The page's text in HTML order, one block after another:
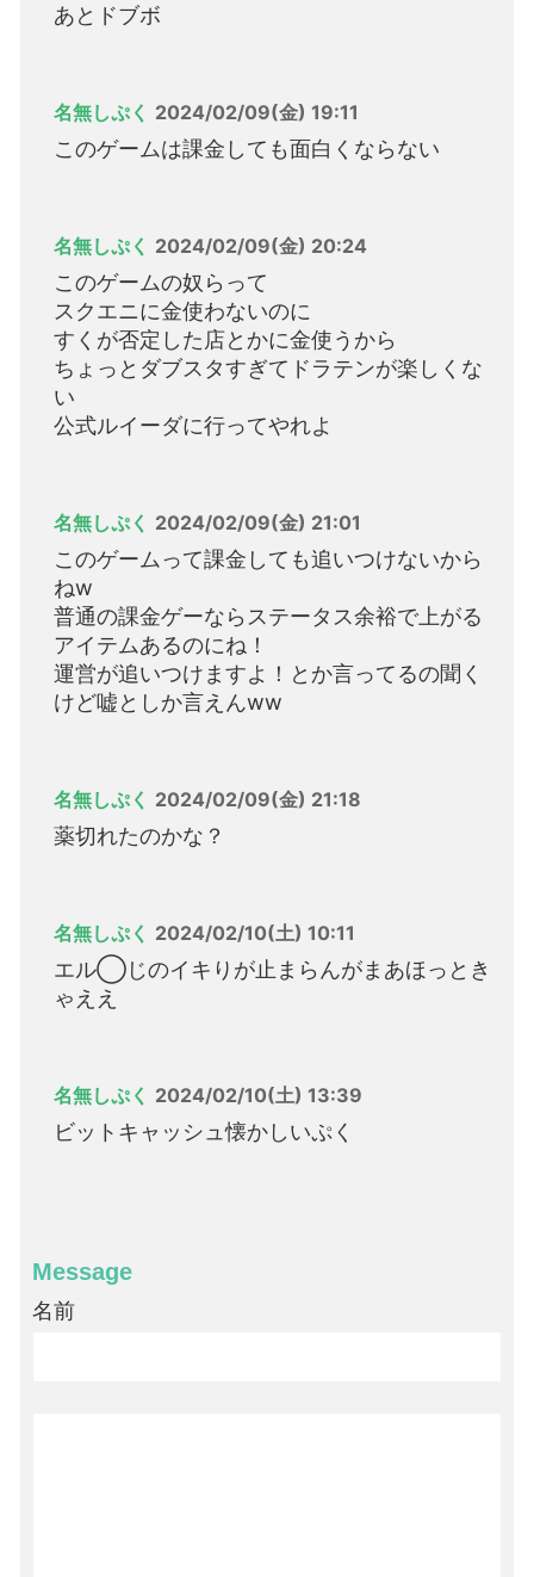
あとドブボ
名無しぷく 2024/02/09(金) 19:11
このゲームは課金しても面白くならない
名無しぷく 2024/02/09(金) 20:24
このゲームの奴らって
スクエニに金使わないのに
すくが否定した店とかに金使うから
ちょっとダブスタすぎてドラテンが楽しくな
い
公式ルイーダに行ってやれよ
名無しぷく 2024/02/09(金) 21:01
このゲームって課金しても追いつけないから
ねw
普通の課金ゲーならステータス余裕で上がる
アイテムあるのにね！
運営が追いつけますよ！とか言ってるの聞く
けど嘘としか言えんww
名無しぷく 2024/02/09(金) 21:18
薬切れたのかな？
名無しぷく 2024/02/10(土) 10:11
エル◯じのイキりが止まらんがまあほっとき
ゃええ
名無しぷく 2024/02/10(土) 13:39
ビットキャッシュ懐かしいぷく
Message
名前